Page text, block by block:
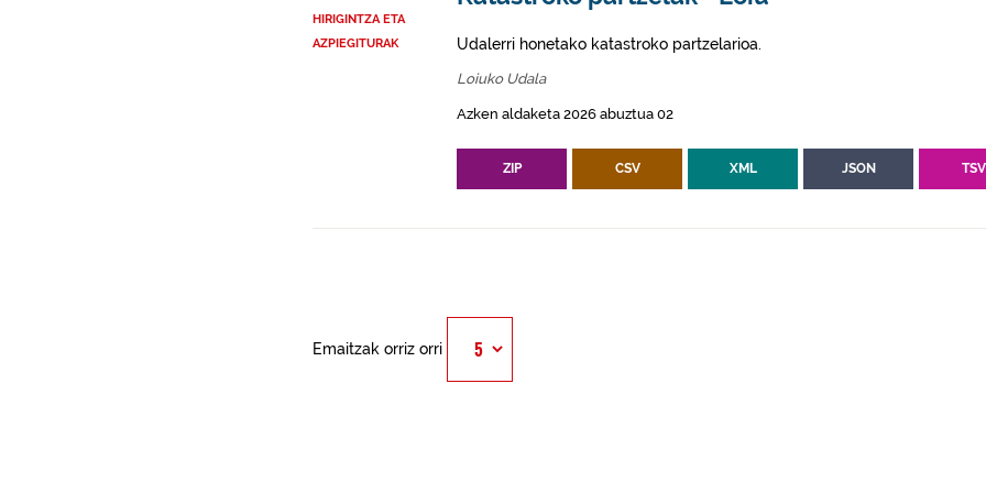
HIRIGINTZA ETA
AZPIEGITURAK
Udalerri honetako katastroko partzelarioa.
Loiuko Udala
Azken aldaketa 2026 abuztua 02
ZIP CSV XML JSON TSV
Emaitzak orriz orri